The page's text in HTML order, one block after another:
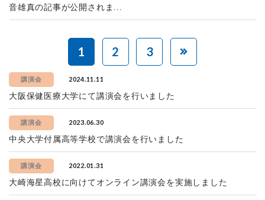
音雄真の記事が公開されま...
1 2 3
講演会 2024.11.11
大阪保健医療大学にて講演会を行いました
講演会 2023.06.30
中央大学付属高等学校で講演会を行いました
講演会 2022.01.31
大崎海星高校に向けてオンライン講演会を実施しました